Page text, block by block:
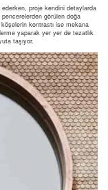
proje kendini detaylarda
görülen doğa
kontrastı ise mekana
yaparak yer yer de tezatlık
taşıyor.